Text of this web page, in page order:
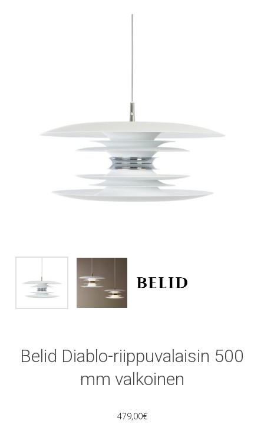
Belid Diablo-riippuvalaisin 500
mm valkoinen
479,00€